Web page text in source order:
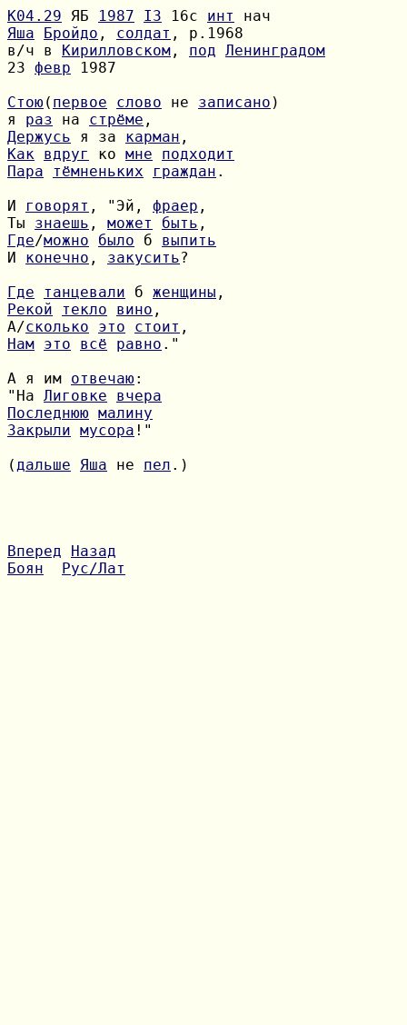
К04.29 ЯБ 1987 I3 16с инт
Яша
Бройдо , солдат
в/ч в Кирилловском , под Ленинградом
23 февр 1987
Стою( первое слово не записано
я раз на стрёме
Держусь я за карман
Как вдруг ко мне
подходит
Пара
тёмненьких граждан .
И
говорят , "Эй, фраер
Ты знаешь , может быть
Где/можно было б выпить
И конечно , закусить?
Где
танцевали б женщины
Рекой
текло вино
А/сколько это стоит
Нам это всё равно ."
А я им отвечаю
"На Лиговке
вчера
Последнюю малину
Закрыли мусора !"
(дальше Яша не пел .)
Вперед
Назад
Боян
Рус/Лат